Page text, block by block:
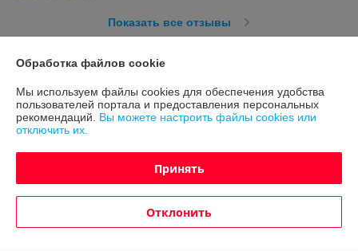
Показать все отзывы
Контакты
Доставка и оплата
Полная версия сайта
Обработка файлов cookie
Мы используем файлы cookies для обеспечения удобства
пользователей портала и предоставления персональных
рекомендаций. Вы можете настроить файлы cookies или
отключить их.
Принять
Отклонить